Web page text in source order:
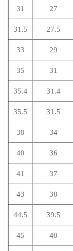
31 27
31.5 27.5
33 29
35 31
35.4 31.4
35.5 31.5
38 34
40 36
41 37
43 38
44.5 39.5
45 40